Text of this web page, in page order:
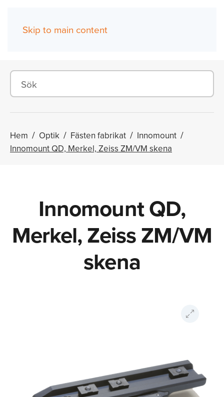
Skip to main content
Hem Optik Fästen fabrikat
Innomount
Innomount QD, Merkel, Zeiss ZM/VM skena
Innomount QD,
Merkel, Zeiss ZM/VM
skena